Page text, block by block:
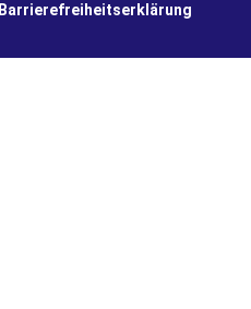
Barrierefreiheitserklärung